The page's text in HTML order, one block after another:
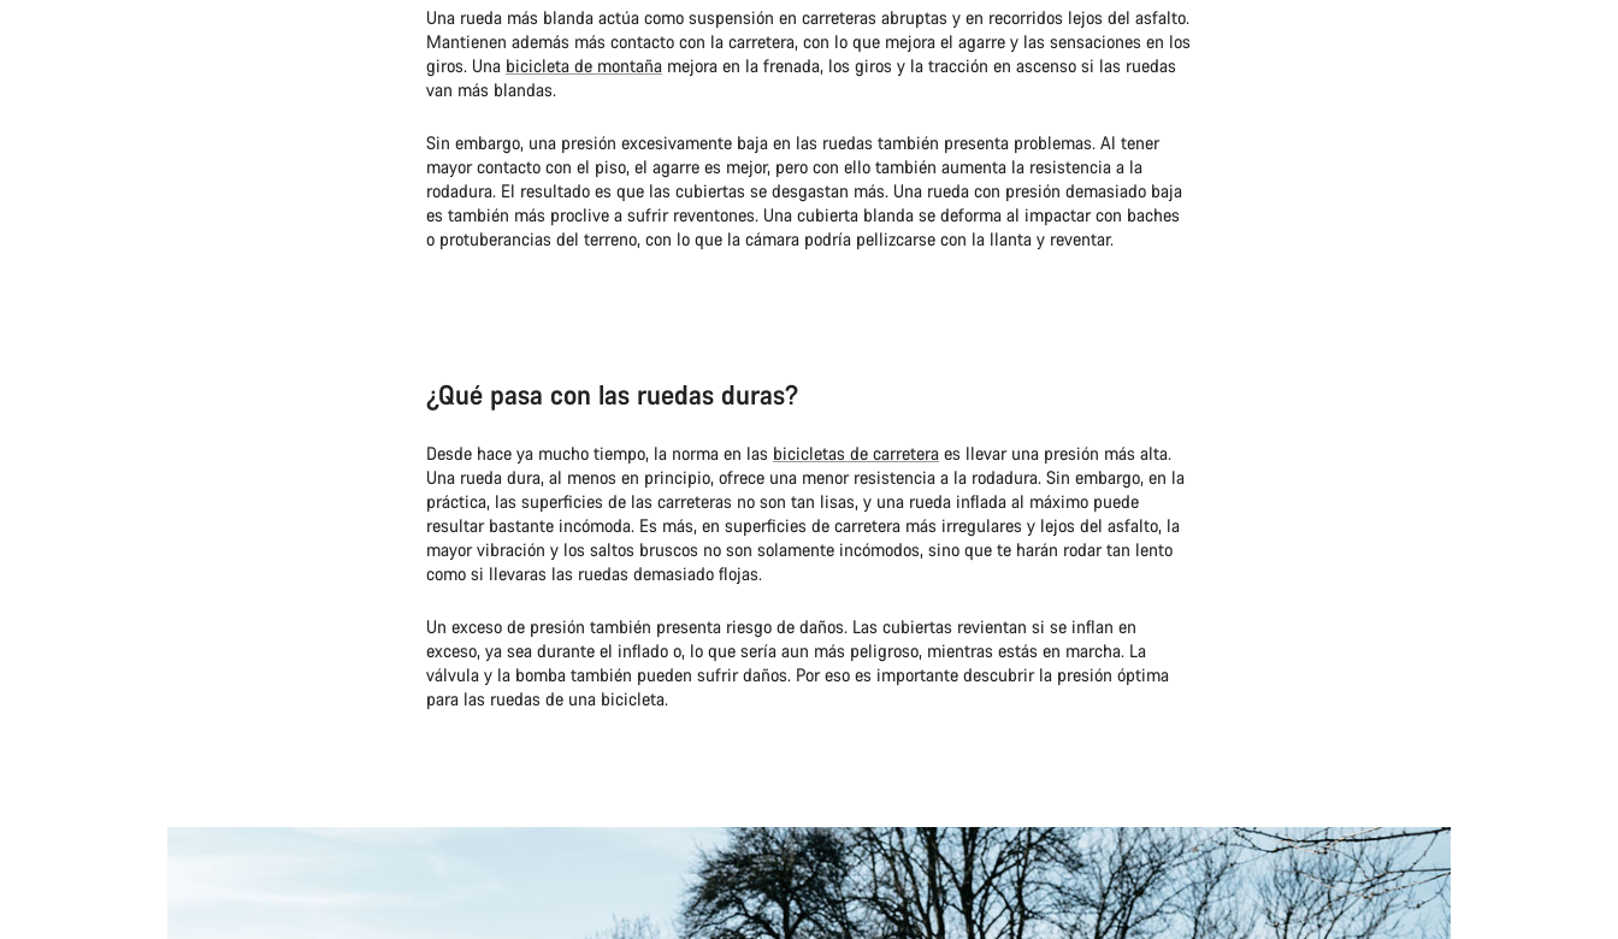
Una rueda más blanda actúa como suspensión en carreteras abruptas y en recorridos lejos del asfalto.
Mantienen además más contacto con la carretera, con lo que mejora el agarre y las sensaciones en los
giros. Una bicicleta de montañamejora en la frenada, los giros y la tracción en ascenso si las ruedas
van más blandas.
Sin embargo, una presión excesivamente baja en las ruedas también presenta problemas. Al tener
mayor contacto con el piso, el agarre es mejor, pero con ello también aumenta la resistencia a la
rodadura. El resultado es que las cubiertas se desgastan más. Una rueda con presión demasiado baja
es también más proclive a sufrir reventones. Una cubierta blanda se deforma al impactar con baches
o protuberancias del terreno, con lo que la cámara podría pellizcarse con la llanta y reventar.
¿Qué pasa con las ruedas duras?
Desde hace ya mucho tiempo, la norma en las bicicletas de carreteraes llevar una presión más alta.
Una rueda dura, al menos en principio, ofrece una menor resistencia a la rodadura. Sin embargo, en la
práctica, las superficies de las carreteras no son tan lisas, y una rueda inflada al máximo puede
resultar bastante incómoda. Es más, en superficies de carretera más irregulares y lejos del asfalto, la
mayor vibración y los saltos bruscos no son solamente incómodos, sino que te harán rodar tan lento
como si llevaras las ruedas demasiado flojas.
Un exceso de presión también presenta riesgo de daños. Las cubiertas revientan si se inflan en
exceso, ya sea durante el inflado o, lo que sería aun más peligroso, mientras estás en marcha. La
válvula y la bomba también pueden sufrir daños. Por eso es importante descubrir la presión óptima
para las ruedas de una bicicleta.